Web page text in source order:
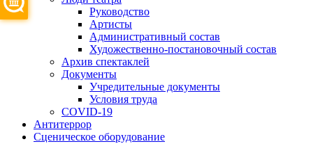
Руководство
Артисты
Административный состав
Художественно-постановочный состав
Архив спектаклей
Документы
Учредительные документы
Условия труда
COVID-19
Антитеррор
Сценическое оборудование